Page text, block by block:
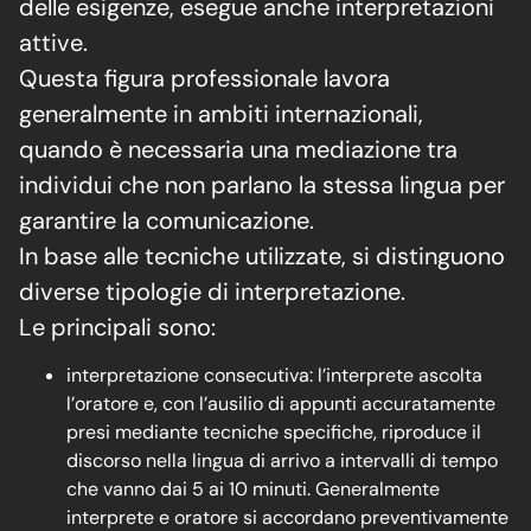
delle esigenze, esegue anche interpretazioni
attive.
Questa figura professionale lavora
generalmente in ambiti internazionali,
quando è necessaria una mediazione tra
individui che non parlano la stessa lingua per
garantire la comunicazione.
In base alle tecniche utilizzate, si distinguono
diverse tipologie di interpretazione.
Le principali sono:
interpretazione consecutiva: l’interprete ascolta
l’oratore e, con l’ausilio di appunti accuratamente
presi mediante tecniche specifiche, riproduce il
discorso nella lingua di arrivo a intervalli di tempo
che vanno dai 5 ai 10 minuti. Generalmente
interprete e oratore si accordano preventivamente